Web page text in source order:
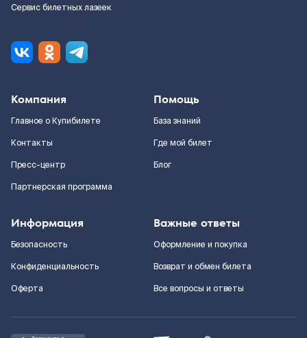
Сервис билетных лазеек
Компания
Главное о Купибилете
Контакты
Пресс-центр
Партнерская программа
Помощь
База знаний
Где мой билет
Блог
Информация
Безопасность
Конфиденциальность
Оферта
Важные ответы
Оформление и покупка
Возврат и обмен билета
Все вопросы и ответы